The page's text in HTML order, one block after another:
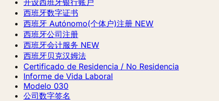
开设西班牙银行账户
西班牙数字证书
西班牙 Autónomo(个体户)注册 NEW
西班牙公司注册
西班牙会计服务 NEW
西班牙贝克汉姆法
Certificado de Residencia / No Residencia
Informe de Vida Laboral
Modelo 030
公司数字签名